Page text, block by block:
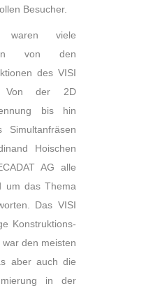
Besucher.
waren viele
von den
des VISI
Von der 2D
bis hin
Simultanfräsen
Hoischen
AG alle
um das Thema
Das VISI
Konstruktions-
den meisten
aber auch die
in der